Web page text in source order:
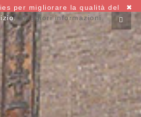
✖
per migliorare la qualità del
Maggiori informazioni.